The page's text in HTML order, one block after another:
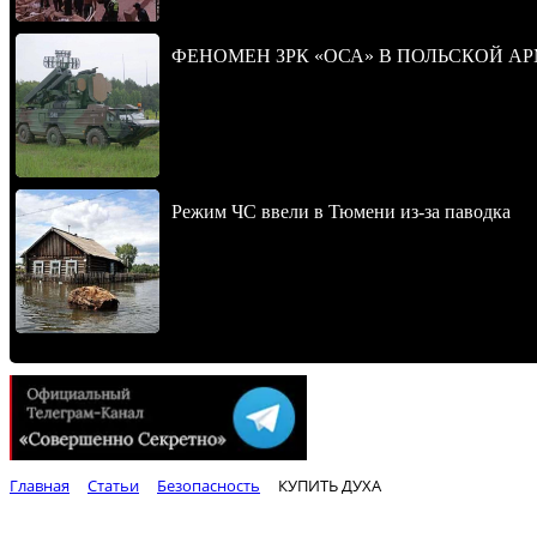
ФЕНОМЕН ЗРК «ОСА» В ПОЛЬСКОЙ
Режим ЧС ввели в Тюмени из-за паводка
Главная Статьи Безопасность КУПИТЬ ДУХА